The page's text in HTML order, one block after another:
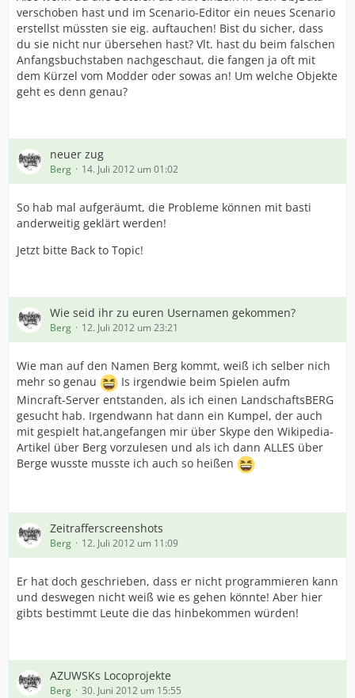
verschoben hast und im Scenario-Editor ein neues Scenario
erstellst müssten sie eig. auftauchen! Bist du sicher, dass
du sie nicht nur übersehen hast? Vlt. hast du beim falschen
Anfangsbuchstaben nachgeschaut, die fangen ja oft mit
dem Kürzel vom Modder oder sowas an! Um welche Objekte
geht es denn genau?
neuer zug
Berg 14. Juli 2012 um 01:02
So hab mal aufgeräumt, die Probleme können mit basti
anderweitig geklärt werden!
Jetzt bitte Back to Topic!
Wie seid ihr zu euren Usernamen gekommen?
Berg 12. Juli 2012 um 23:21
Wie man auf den Namen Berg kommt, weiß ich selber nich
mehr so genau
Is irgendwie beim Spielen aufm
Mincraft-Server entstanden, als ich einen LandschaftsBERG
gesucht hab. Irgendwann hat dann ein Kumpel, der auch
mit gespielt hat,angefangen mir über Skype den Wikipedia-
Artikel über Berg vorzulesen und als ich dann ALLES über
Berge wusste musste ich auch so heißen
Zeitrafferscreenshots
Berg 12. Juli 2012 um 11:09
Er hat doch geschrieben, dass er nicht programmieren kann
und deswegen nicht weiß wie es gehen könnte! Aber hier
gibts bestimmt Leute die das hinbekommen würden!
AZUWSKs Locoprojekte
Berg 30. Juni 2012 um 15:55